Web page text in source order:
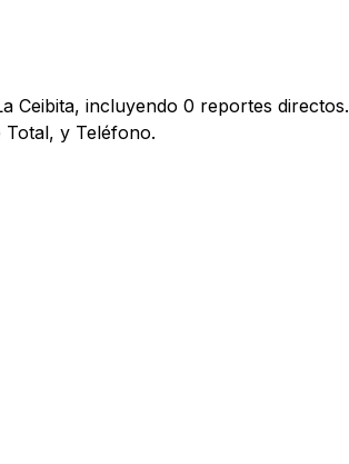
Ceibita, incluyendo 0 reportes directos.
y Teléfono.